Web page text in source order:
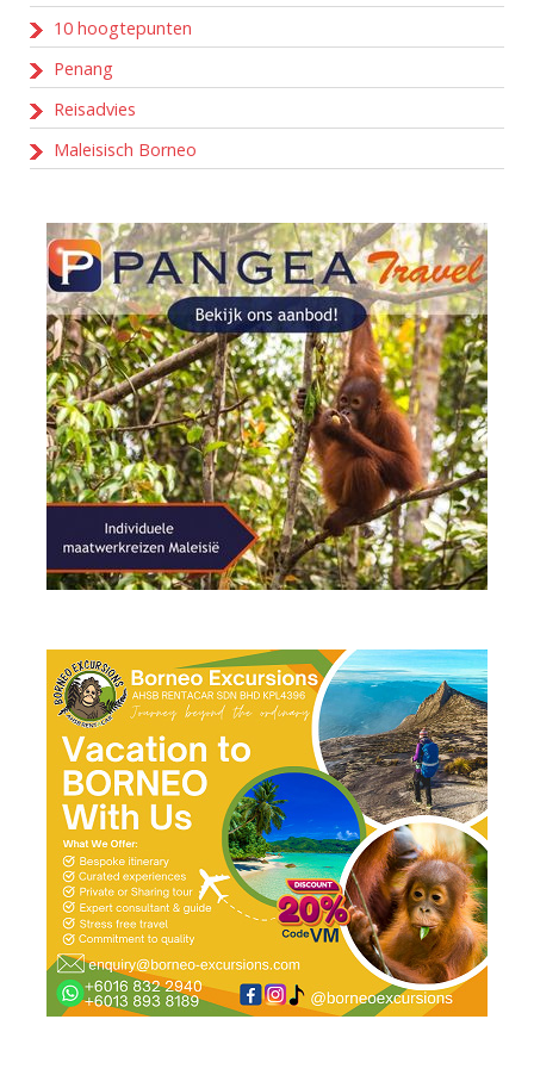
10 hoogtepunten
Penang
Reisadvies
Maleisisch Borneo